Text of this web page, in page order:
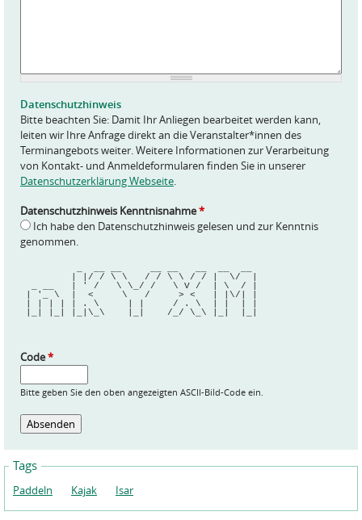
*
Datenschutzhinweis
Bitte beachten Sie: Damit Ihr Anliegen bearbeitet werden kann,
leiten wir Ihre Anfrage direkt an die Veranstalter*innen des
Terminangebots weiter. Weitere Informationen zur Verarbeitung
von Kontakt- und Anmeldeformularen finden Sie in unserer
Datenschutzerklärung Webseite.
Datenschutzhinweis Kenntnisnahme*
Ich habe den Datenschutzhinweis gelesen und zur Kenntnis
genommen.
         | |/ / \ \   / / \ \ / / |  \/  |
  _ __   | ' /   \ \_/ /   \ V /  | \  / |
| '_ \  |  <     \   /     > <   | |\/| |
| | | | | . \     | |     / . \  | |  | |
|_| |_| |_|\_\    |_|    /_/ \_\ |_|  |_|
Code*
Bitte geben Sie den oben angezeigten ASCII-Bild-Code ein.
Tags
Paddeln Kajak Isar